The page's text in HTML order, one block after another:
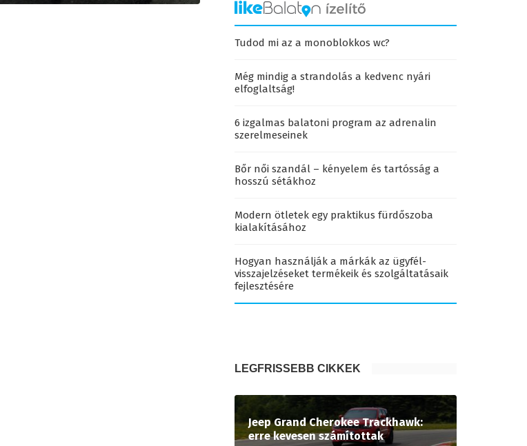
Tudod mi az a monoblokkos wc?
Még mindig a strandolás a kedvenc nyári
elfoglaltság!
6 izgalmas balatoni program az adrenalin
szerelmeseinek
Bőr női szandál – kényelem és tartósság a
hosszú sétákhoz
Modern ötletek egy praktikus fürdőszoba
kialakításához
Hogyan használják a márkák az ügyfél-
visszajelzéseket termékeik és szolgáltatásaik
fejlesztésére
LEGFRISSEBB CIKKEK
Jeep Grand Cherokee Trackhawk:
erre kevesen számítottak